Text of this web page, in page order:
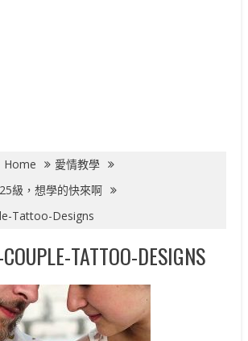
Home
愛情教學
級，想學的快來啊
Tattoo-Designs
TATTOO-DESIGNS